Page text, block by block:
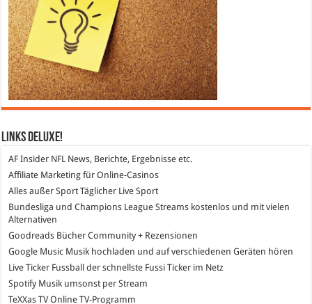
Links DeLuXe!
AF Insider NFL News, Berichte, Ergebnisse etc.
Affiliate Marketing für Online-Casinos
Alles außer Sport Täglicher Live Sport
Bundesliga und Champions League Streams kostenlos und mit vielen
Alternativen
Goodreads Bücher Community + Rezensionen
Google Music Musik hochladen und auf verschiedenen Geräten hören
Live Ticker Fussball der schnellste Fussi Ticker im Netz
SpotifyMusik umsonst per Stream
TeXXas TVOnline TV-Programm